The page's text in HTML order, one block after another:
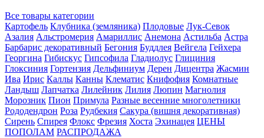
Все товары категории
Картофель Клубника (земляника) Плодовые Лук-Севок
Азалия Альстромерия Амариллис Анемона Астильба Астра
Барбарис декоративный Бегония Буддлея Вейгела Гейхера
Георгина Гибискус Гипсофила Гладиолус Глициния
Глоксиния Гортензия Дельфиниум Дерен Дицентра Жасмин
Ива Ирис Каллы Канны Клематис Книфофия Комнатные
Ландыш Лапчатка Лилейник Лилия Люпин Магнолия
Морозник Пион Примула Разные весенние многолетники
Рододендрон Роза Рудбекия Сакура (вишня декоративная)
Сирень Спирея Флокс Фрезия Хоста Эхинацея ЦЕНЫ
ПОПОЛАМ РАСПРОДАЖА